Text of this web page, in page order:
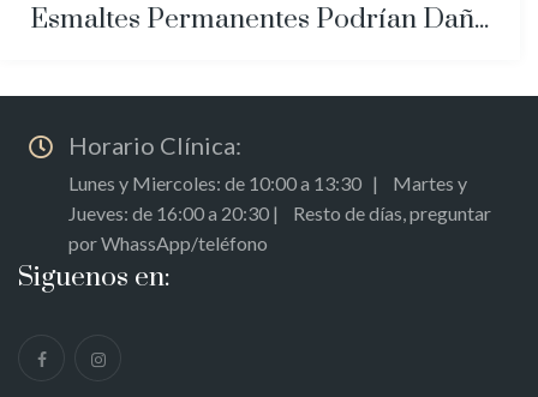
Esmaltes Permanentes Podrían Dañar Irreparablemente tus Uñas
Horario Clínica:
Lunes y Miercoles: de 10:00 a 13:30 | Martes y
Jueves: de 16:00 a 20:30 | Resto de días, preguntar
por WhassApp/teléfono
Siguenos en: